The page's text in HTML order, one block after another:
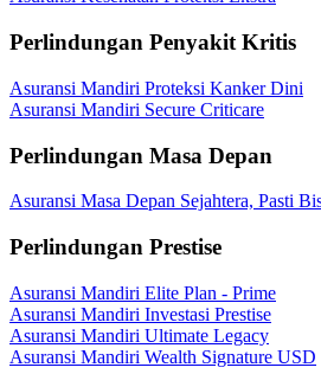
Perlindungan Penyakit Kritis
Asuransi Mandiri Proteksi Kanker Dini
Asuransi Mandiri Secure Criticare
Perlindungan Masa Depan
Asuransi Masa Depan Sejahtera, Pasti
Perlindungan Prestise
Asuransi Mandiri Elite Plan - Prime
Asuransi Mandiri Investasi Prestise
Asuransi Mandiri Ultimate Legacy
Asuransi Mandiri Wealth Signature USD